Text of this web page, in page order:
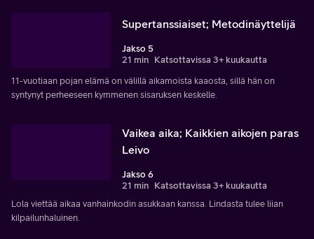
Supertanssiaiset; Metodinäyttelijä
Jakso 5
21 min Katsottavissa 3+ kuukautta
11-vuotiaan pojan elämä on välillä aikamoista kaaosta, sillä hän on
syntynyt perheeseen kymmenen sisaruksen keskelle.
Vaikea aika; Kaikkien aikojen paras
Leivo
Jakso 6
21 min Katsottavissa 3+ kuukautta
Lola viettää aikaa vanhainkodin asukkaan kanssa. Lindasta tulee liian
kilpailunhaluinen.